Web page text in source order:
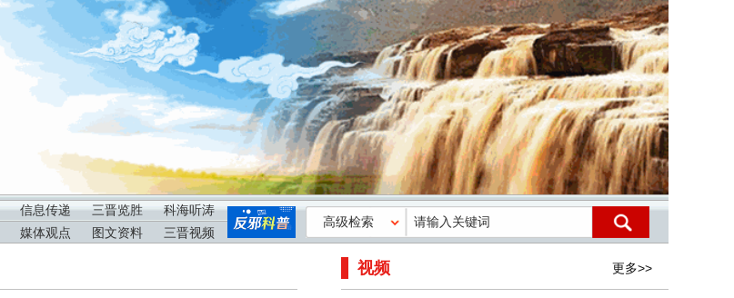
信息传递 三晋览胜
科海听涛
媒体观点 图文资料 三晋视频
视频 更多>>